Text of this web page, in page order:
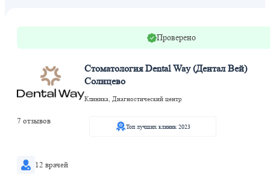
Проверено
Стоматология Dental Way (Дентал Вей)
Солнцево
Клиника, Диагностический центр
7 отзывов
Топ лучших клиник 2023
12 врачей